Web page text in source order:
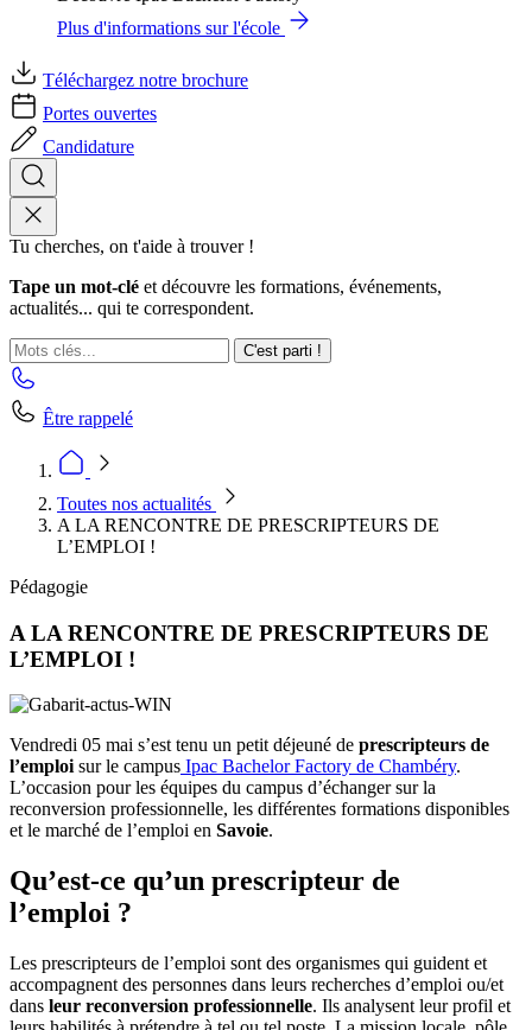
Plus d'informations sur l'école
Téléchargez notre brochure
Portes ouvertes
Candidature
Tu cherches, on t'aide à trouver !
Tape un mot-clé et découvre les formations, événements,
actualités... qui te correspondent.
C'est parti !
Être rappelé
Toutes nos actualités
A LA RENCONTRE DE PRESCRIPTEURS DE
L’EMPLOI !
Pédagogie
A LA RENCONTRE DE PRESCRIPTEURS DE
L’EMPLOI !
Vendredi 05 mai s’est tenu un petit déjeuné de prescripteurs de
l’emploisur le campus Ipac Bachelor Factory de Chambéry.
L’occasion pour les équipes du campus d’échanger sur la
reconversion professionnelle, les différentes formations disponibles
et le marché de l’emploi en Savoie.
Qu’est-ce qu’un prescripteur de
l’emploi ?
Les prescripteurs de l’emploi sont des organismes qui guident et
accompagnent des personnes dans leurs recherches d’emploi ou/et
dans leur reconversion professionnelle. Ils analysent leur profil et